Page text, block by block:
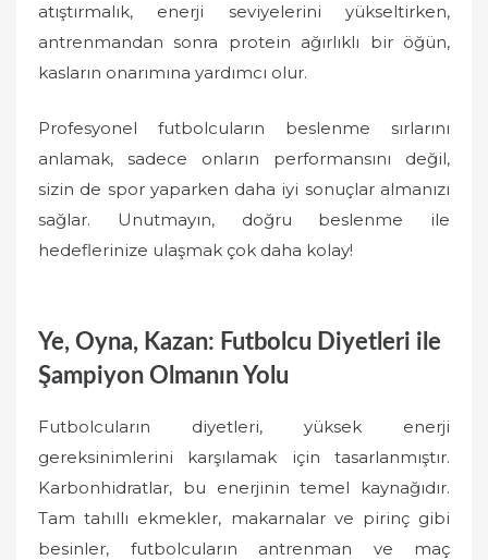
atıştırmalık, enerji seviyelerini yükseltirken,
antrenmandan sonra protein ağırlıklı bir öğün,
kasların onarımına yardımcı olur.
Profesyonel futbolcuların beslenme sırlarını
anlamak, sadece onların performansını değil,
sizin de spor yaparken daha iyi sonuçlar almanızı
sağlar. Unutmayın, doğru beslenme ile
hedeflerinize ulaşmak çok daha kolay!
Ye, Oyna, Kazan: Futbolcu Diyetleri ile
Şampiyon Olmanın Yolu
Futbolcuların diyetleri, yüksek enerji
gereksinimlerini karşılamak için tasarlanmıştır.
Karbonhidratlar, bu enerjinin temel kaynağıdır.
Tam tahıllı ekmekler, makarnalar ve pirinç gibi
besinler, futbolcuların antrenman ve maç